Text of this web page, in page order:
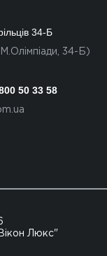
34-Б
34-Б)
50 33 58
Люкс"